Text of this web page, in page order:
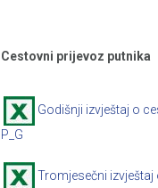
Cestovni prijevoz putnika
Godišnji izvještaj o
P_G
Tromjesečni